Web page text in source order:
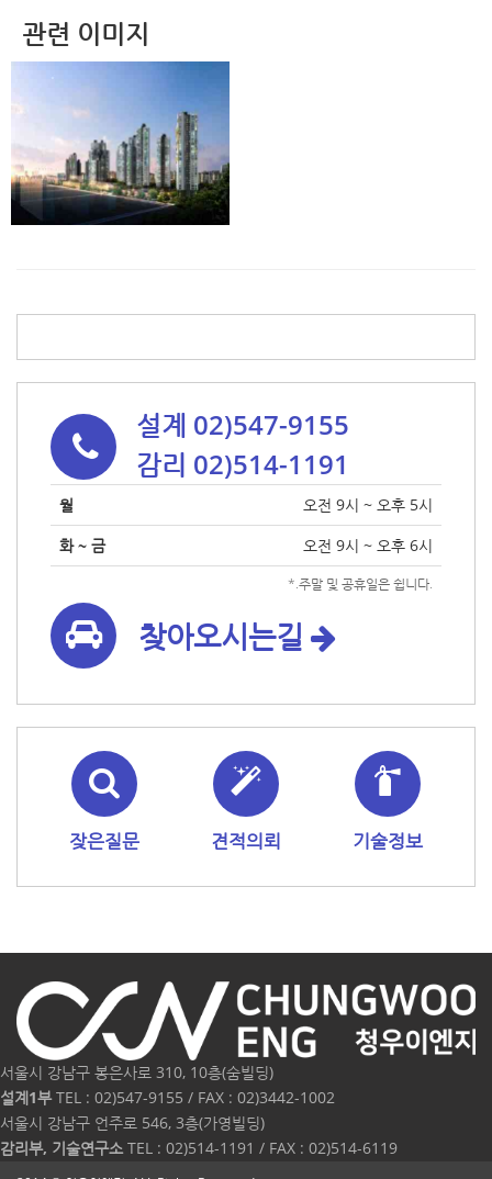
관련 이미지
설계 02)547-9155
감리 02)514-1191
월
오전 9시 ~ 오후 5시
화 ~ 금
오전 9시 ~ 오후 6시
*.주말 및 공휴일은 쉽니다.
찾아오시는길
잦은질문 견적의뢰 기술정보
서울시 강남구 봉은사로 310, 10층(숨빌딩)
설계1부TEL : 02)547-9155 / FAX : 02)3442-1002
서울시 강남구 언주로 546, 3층(가영빌딩)
감리부, 기술연구소 TEL : 02)514-1191 / FAX : 02)514-6119